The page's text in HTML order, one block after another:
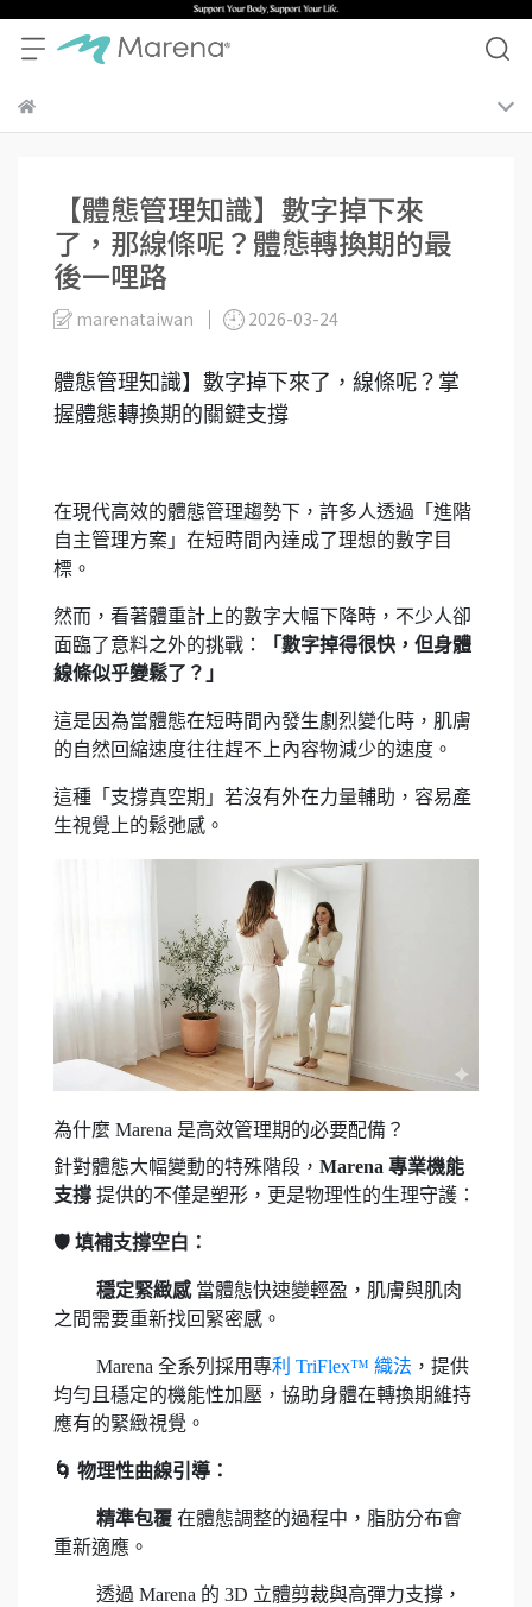
【體態管理知識】數字掉下來
了，那線條呢？體態轉換期的最
後一哩路
marenataiwan 2026-03-24
體態管理知識】數字掉下來了，線條呢？掌
握體態轉換期的關鍵支撐
在現代高效的體態管理趨勢下，許多人透過「進階
自主管理方案」在短時間內達成了理想的數字目
標。
然而，看著體重計上的數字大幅下降時，不少人卻
面臨了意料之外的挑戰：
「數字掉得很快，但身體
線條似乎變鬆了？」
這是因為當體態在短時間內發生劇烈變化時，肌膚
的自然回縮速度往往趕不上內容物減少的速度。
這種「支撐真空期」若沒有外在力量輔助，容易產
生視覺上的鬆弛感。
為什麼 Marena 是高效管理期的必要配備？
針對體態大幅變動的特殊階段， Marena 專業機能
支撐 提供的不僅是塑形，更是物理性的生理守護：
🛡️ 填補支撐空白：
穩定緊緻感當體態快速變輕盈，肌膚與肌肉
之間需要重新找回緊密感。
Marena 全系列採用專利 TriFlex™ 織法 ，提供
均勻且穩定的機能性加壓，協助身體在轉換期維持
應有的緊緻視覺。
🌀 物理性曲線引導：
精準包覆 在體態調整的過程中，脂肪分布會
重新適應。
透過 Marena 的 3D 立體剪裁與高彈力支撐，